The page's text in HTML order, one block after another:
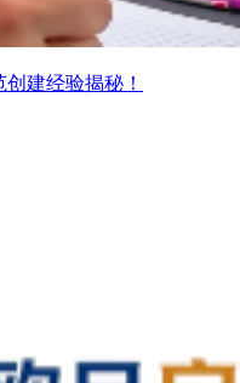
建经验揭秘！